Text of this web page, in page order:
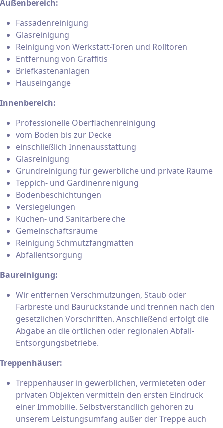
Außenbereich:
Fassadenreinigung
Glasreinigung
Reinigung von Werkstatt-Toren und Rolltoren
Entfernung von Graffitis
Briefkastenanlagen
Hauseingänge
Innenbereich:
Professionelle Oberflächenreinigung
vom Boden bis zur Decke
einschließlich Innenausstattung
Glasreinigung
Grundreinigung für gewerbliche und private Räume
Teppich- und Gardinenreinigung
Bodenbeschichtungen
Versiegelungen
Küchen- und Sanitärbereiche
Gemeinschaftsräume
Reinigung Schmutzfangmatten
Abfallentsorgung
Baureinigung:
Wir entfernen Verschmutzungen, Staub oder
Farbreste und Baurückstände und trennen nach den
gesetzlichen Vorschriften. Anschließend erfolgt die
Abgabe an die örtlichen oder regionalen Abfall-
Entsorgungsbetriebe.
Treppenhäuser:
Treppenhäuser in gewerblichen, vermieteten oder
privaten Objekten vermitteln den ersten Eindruck
einer Immobilie. Selbstverständlich gehören zu
unserem Leistungsumfang außer der Treppe auch